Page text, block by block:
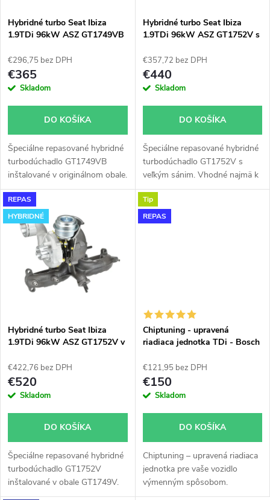
e
p
r
d
u
k
s
p
r
o
d
u
k
t
Hybridné turbo Seat Ibiza
1.9TDi 96kW ASZ GT1749VB
€296,75 bez DPH
€365
Skladom
DO KOŠÍKA
Špeciálne repasované hybridné
turbodúchadlo GT1749VB
inštalované v originálnom obale.
Vhodné najmä k výkonnostným
úpravam ako napr.
chiptuning. Pre vozidlá Seat
Ibiza 1.9TDi 96kW ASZ.
Hybridné turbo Seat Ibiza
1.9TDi 96kW ASZ GT1752V s
€357,72 bez DPH
€440
Skladom
DO KOŠÍKA
Špeciálne repasované hybridné
turbodúchadlo GT1752V s
veľkým sánim. Vhodné najmä k
výkonnostným úpravam ako
napr. chiptuning. Pre vozidlá
Seat Ibiza 1.9TDi 96kW ASZ.
REPAS
HYBRIDNÉ
Hybridné turbo Seat Ibiza
1.9TDi 96kW ASZ GT1752V v
€422,76 bez DPH
€520
Skladom
DO KOŠÍKA
Špeciálne repasované hybridné
turbodúchadlo GT1752V
inštalované v obale GT1749V.
Vhodné najmä k výkonnostným
Tip
REPAS
Chiptuning - upravená
riadiaca jednotka TDi - Bosch
€121,95 bez DPH
€150
Skladom
DO KOŠÍKA
Chiptuning – upravená riadiaca
jednotka pre vaše vozidlo
výmenným spôsobom.